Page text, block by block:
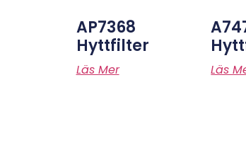
AP7368
Hyttfilter
Läs Mer Läs